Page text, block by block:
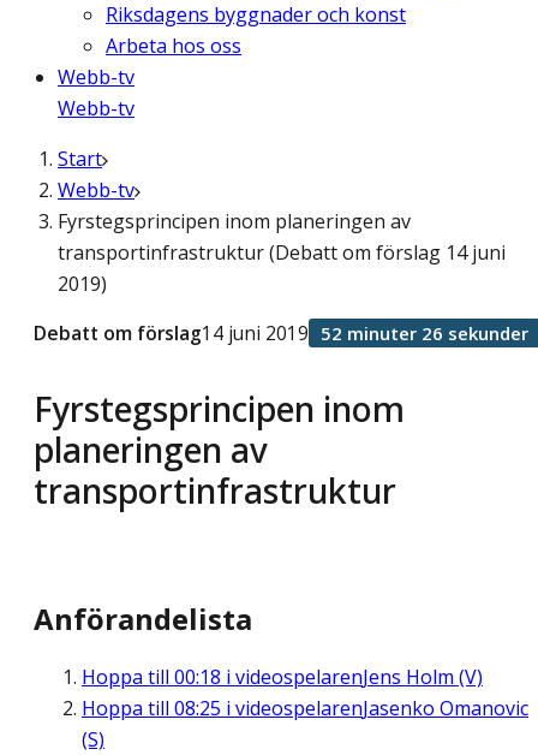
Riksdagens byggnader och konst
Arbeta hos oss
Webb-tv
Webb-tv
Start
Webb-tv
Fyrstegsprincipen inom planeringen av
transportinfrastruktur (Debatt om förslag 14 juni
2019)
Fyrstegsprincipen inom
planeringen av
transportinfrastruktur
Debatt om förslag14 juni 2019 52 minuter 26 sekunder
Anförandelista
Hoppa till 00:18 i videospelarenJens Holm (V)
Hoppa till 08:25 i videospelarenJasenko Omanovic
(S)